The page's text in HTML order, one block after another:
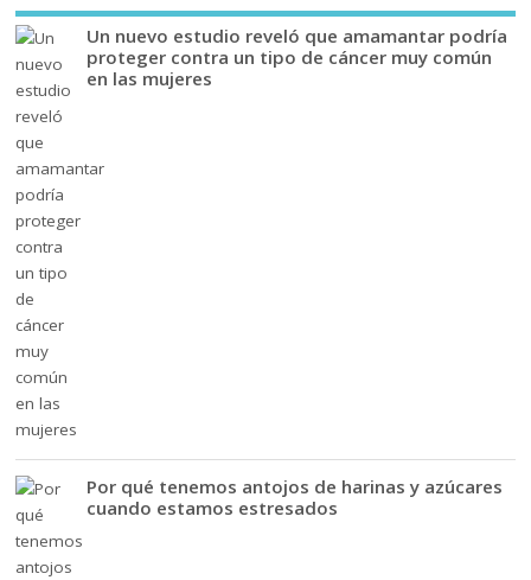
Un nuevo estudio reveló que amamantar podría
proteger contra un tipo de cáncer muy común
en las mujeres
Por qué tenemos antojos de harinas y azúcares
cuando estamos estresados